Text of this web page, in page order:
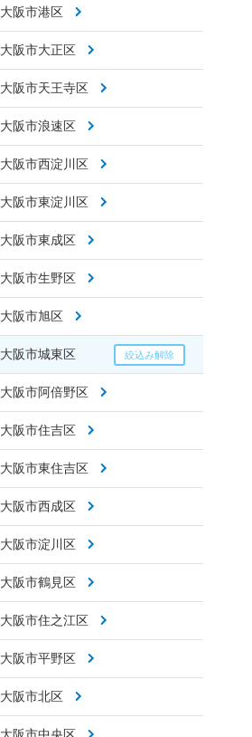
大阪市港区
大阪市大正区
大阪市天王寺区
大阪市浪速区
大阪市西淀川区
大阪市東淀川区
大阪市東成区
大阪市生野区
大阪市旭区
大阪市城東区
大阪市阿倍野区
大阪市住吉区
大阪市東住吉区
大阪市西成区
大阪市淀川区
大阪市鶴見区
大阪市住之江区
大阪市平野区
大阪市北区